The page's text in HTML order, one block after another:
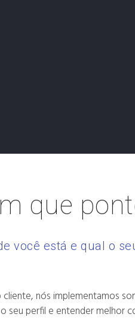
que
você está e qual o
nós implementamos
seu perfil e entender melhor